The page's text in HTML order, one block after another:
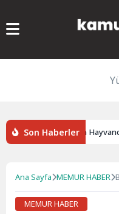
Son Haberler
Kars’ta
Ana Sayfa MEMUR HABER
MEMUR HABER